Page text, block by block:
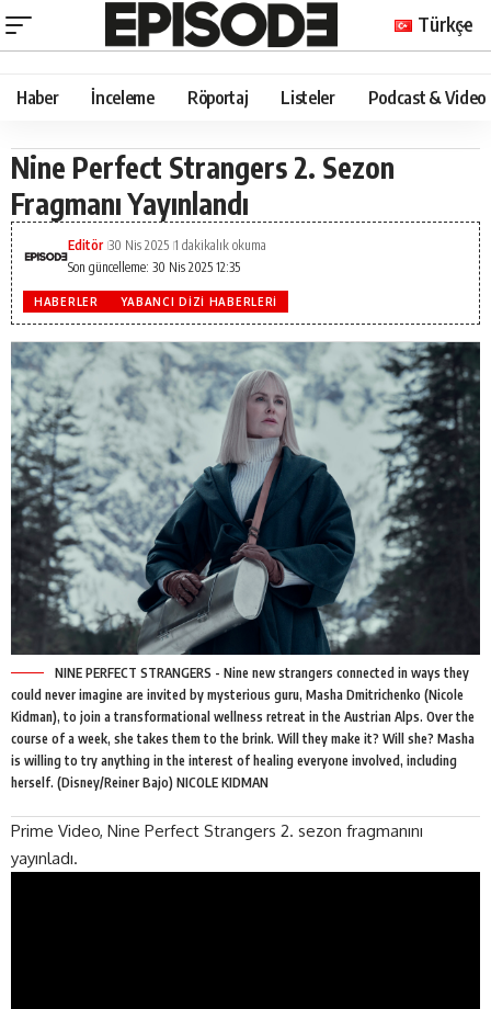
Türkçe
Haber İnceleme Röportaj Listeler Podcast & Video
Nine Perfect Strangers 2. Sezon
Fragmanı Yayınlandı
Son güncelleme: 30 Nis 2025 12:35
Editör 30 Nis 2025 1 dakikalık okuma
HABERLER YABANCI DIZI HABERLERI
NINE PERFECT STRANGERS - Nine new strangers connected in ways they
could never imagine are invited by mysterious guru, Masha Dmitrichenko (Nicole
Kidman), to join a transformational wellness retreat in the Austrian Alps. Over the
course of a week, she takes them to the brink. Will they make it? Will she? Masha
is willing to try anything in the interest of healing everyone involved, including
herself. (Disney/Reiner Bajo) NICOLE KIDMAN
Prime Video, Nine Perfect Strangers 2. sezon fragmanını
yayınladı.